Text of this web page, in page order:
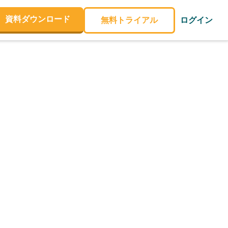
資料ダウンロード 無料トライアル ログイン